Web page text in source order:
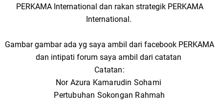
PERKAMA International dan rakan strategik PERKAMA
International.
Gambar gambar ada yg saya ambil dari facebook PERKAMA
dan intipati forum saya ambil dari catatan
Catatan:
Nor Azura Kamarudin Sohami
Pertubuhan Sokongan Rahmah